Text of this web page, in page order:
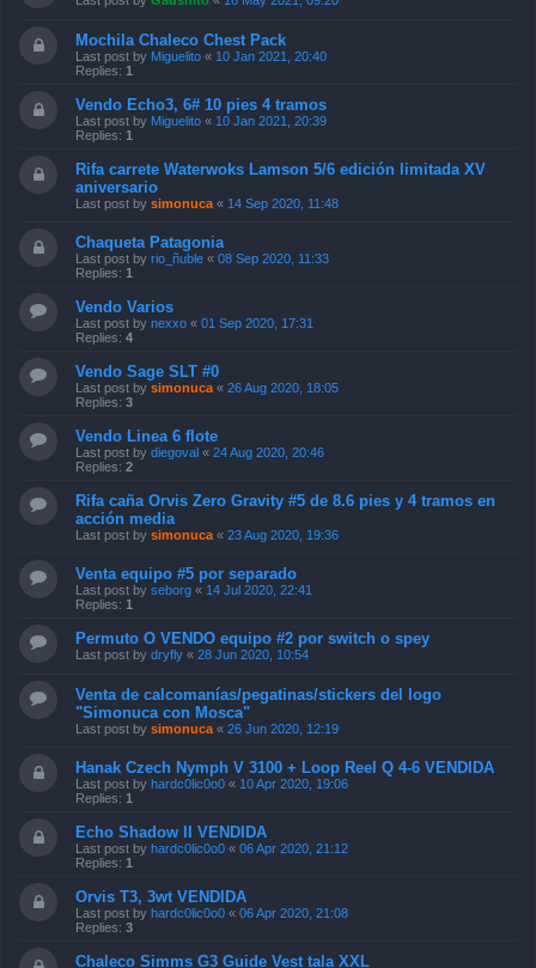
Mochila Chaleco Chest Pack
Last post by Miguelito « 10 Jan 2021, 20:40
Replies: 1
Vendo Echo3, 6# 10 pies 4 tramos
Last post by Miguelito « 10 Jan 2021, 20:39
Replies: 1
Rifa carrete Waterwoks Lamson 5/6 edición limitada XV
aniversario
Last post by simonuca « 14 Sep 2020, 11:48
Chaqueta Patagonia
Last post by rio_ñuble « 08 Sep 2020, 11:33
Replies: 1
Vendo Varios
Last post by nexxo « 01 Sep 2020, 17:31
Replies: 4
Vendo Sage SLT #0
Last post by simonuca « 26 Aug 2020, 18:05
Replies: 3
Vendo Linea 6 flote
Last post by diegoval « 24 Aug 2020, 20:46
Replies: 2
Rifa caña Orvis Zero Gravity #5 de 8.6 pies y 4 tramos en
acción media
Last post by simonuca « 23 Aug 2020, 19:36
Venta equipo #5 por separado
Last post by seborg « 14 Jul 2020, 22:41
Replies: 1
Permuto O VENDO equipo #2 por switch o spey
Last post by dryfly « 28 Jun 2020, 10:54
Venta de calcomanías/pegatinas/stickers del logo
"Simonuca con Mosca"
Last post by simonuca « 26 Jun 2020, 12:19
Hanak Czech Nymph V 3100 + Loop Reel Q 4-6 VENDIDA
Last post by hardc0lic0o0 « 10 Apr 2020, 19:06
Replies: 1
Echo Shadow II VENDIDA
Last post by hardc0lic0o0 « 06 Apr 2020, 21:12
Replies: 1
Orvis T3, 3wt VENDIDA
Last post by hardc0lic0o0 « 06 Apr 2020, 21:08
Replies: 3
Chaleco Simms G3 Guide Vest tala XXL